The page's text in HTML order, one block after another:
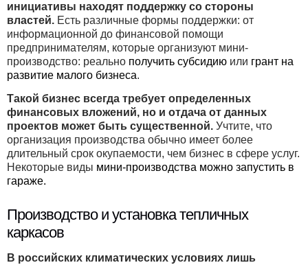
инициативы находят поддержку со стороны
властей. Есть различные формы поддержки: от
информационной до финансовой помощи
предпринимателям, которые организуют мини-
производство: реально получить субсидию или грант на
развитие малого бизнеса.
Такой бизнес всегда требует определенных
финансовых вложений, но и отдача от данных
проектов может быть существенной. Учтите, что
организация производства обычно имеет более
длительный срок окупаемости, чем бизнес в сфере услуг.
Некоторые виды мини-производства можно запустить в
гараже.
Производство и установка тепличных
каркасов
В российских климатических условиях лишь